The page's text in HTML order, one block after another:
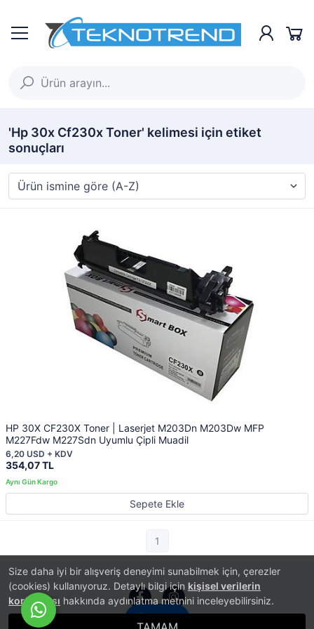
Size daha iyi bir alışveriş deneyimi sunabilmek için, çerezler
(cookies) kullanıyoruz. Detaylı bilgi için kişisel verilerin
korunması hakkında aydınlatma metnini inceleyebilirsiniz.
'Hp 30x Cf230x Toner' kelimesi için etiket
sonuçları
HP 30X CF230X Toner | Laserjet M203Dn M203Dw MFP
M227Fdw M227Sdn Uyumlu Çipli Muadil
354,07 TL
6,20 USD + KDV
Sepete Ekle
1
İletişim